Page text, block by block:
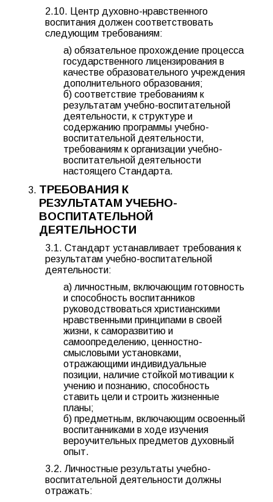
2.10. Центр духовно-нравственного
воспитания должен соответствовать
следующим требованиям:
а) обязательное прохождение процесса
государственного лицензирования в
качестве образовательного учреждения
дополнительного образования;
б) соответствие требованиям к
результатам учебно-воспитательной
деятельности, к структуре и
содержанию программы учебно-
воспитательной деятельности,
требованиям к организации учебно-
воспитательной деятельности
настоящего Стандарта.
ТРЕБОВАНИЯ К
РЕЗУЛЬТАТАМ УЧЕБНО-
ВОСПИТАТЕЛЬНОЙ
ДЕЯТЕЛЬНОСТИ
3.1. Стандарт устанавливает требования к
результатам учебно-воспитательной
деятельности:
а) личностным, включающим готовность
и способность воспитанников
руководствоваться христианскими
нравственными принципами в своей
жизни, к саморазвитию и
самоопределению, ценностно-
смысловыми установками,
отражающими индивидуальные
позиции, наличие стойкой мотивации к
учению и познанию, способность
ставить цели и строить жизненные
планы;
б) предметным, включающим освоенный
воспитанниками в ходе изучения
вероучительных предметов духовный
опыт.
3.2. Личностные результаты учебно-
воспитательной деятельности должны
отражать: